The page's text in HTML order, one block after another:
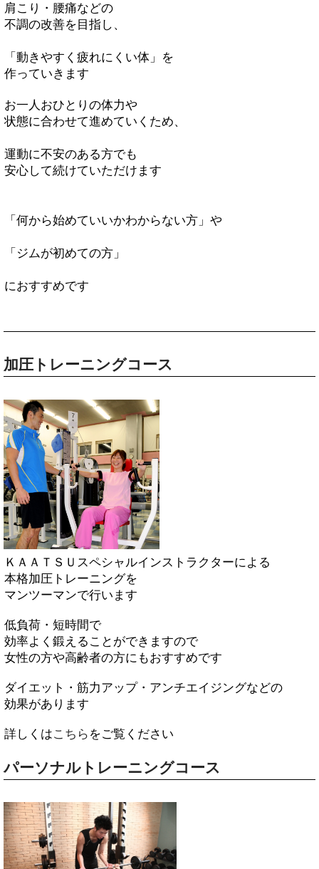
肩こり・腰痛などの
不調の改善を目指し、
「動きやすく疲れにくい体」を
作っていきます
お一人おひとりの体力や
状態に合わせて進めていくため、
運動に不安のある方でも
安心して続けていただけます
「何から始めていいかわからない方」や
「ジムが初めての方」
におすすめです
加圧トレーニングコース
ＫＡＡＴＳＵスペシャルインストラクターによる
本格加圧トレーニングを
マンツーマンで行います
低負荷・短時間で
効率よく鍛えることができますので
女性の方や高齢者の方にもおすすめです
ダイエット・筋力アップ・アンチエイジングなどの
効果があります
詳しくはこちら をご覧ください
パーソナルトレーニングコース